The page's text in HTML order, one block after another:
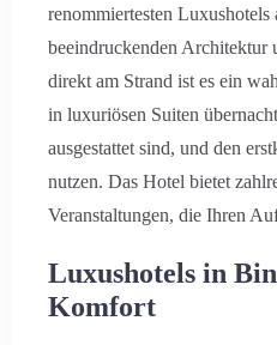
renommiertesten Luxushotels
beeindruckenden Architektur
direkt am Strand ist es ein
in luxuriösen Suiten
ausgestattet sind, und den
nutzen. Das Hotel bietet
Veranstaltungen, die Ihren
Luxushotels in
Komfort